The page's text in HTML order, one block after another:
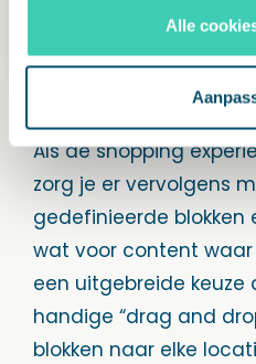
Alle
Blokken en
Als de shopping
zorg je er vervolgens
gedefinieerde blokken
wat voor content
een uitgebreide keuze
handige “drag and
blokken naar elke